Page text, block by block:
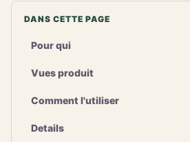
DANS CETTE PAGE
Pour qui
Vues produit
Comment l'utiliser
Details